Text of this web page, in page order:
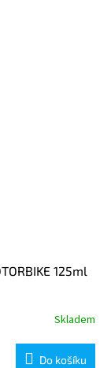
125ml
Skladem
Do košíku